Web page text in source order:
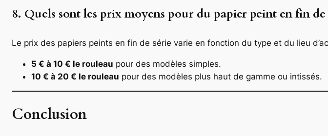
8. Quels sont les prix moyens pour du papier peint en fin de
Le prix des papiers peints en fin de série varie en fonction du type et du lieu
5 € à 10 € le rouleau pour des modèles simples.
10 € à 20 € le rouleau pour des modèles plus haut de gamme ou intissés.
Conclusion